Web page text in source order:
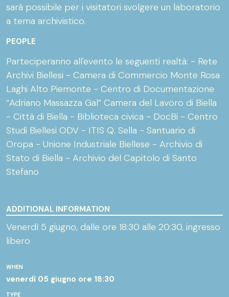
WHEN
venerdì 05 giugno ore 18:30
TYPE
sarà possibile per i visitatori svolgere un laboratorio
a tema archivistico.
PEOPLE
Parteciperanno all'evento le seguenti realtà: - Rete
Archivi Biellesi - Camera di Commercio Monte Rosa
Laghi Alto Piemonte - Centro di Documentazione
“Adriano Massazza Gal” Camera del Lavoro di Biella
- Città di Biella - Biblioteca civica - DocBi - Centro
Studi Biellesi ODV - ITIS Q. Sella - Santuario di
Oropa - Unione Industriale Biellese - Archivio di
Stato di Biella - Archivio del Capitolo di Santo
Stefano
ADDITIONAL INFORMATION
Venerdì 5 giugno, dalle ore 18:30 alle 20:30, ingresso
libero